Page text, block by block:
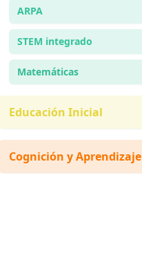
ARPA
STEM integrado
Matemáticas
Educación Inicial
Cognición y Aprendizaje